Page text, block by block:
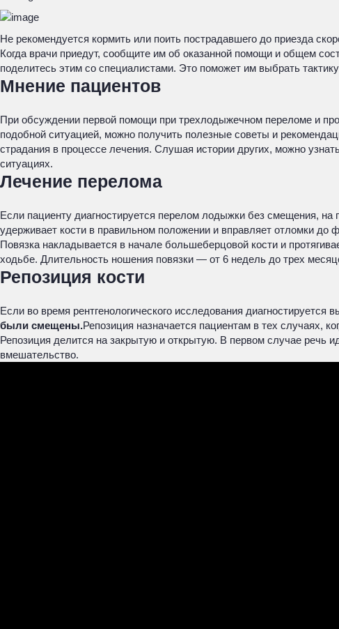
Не рекомендуется кормить или поить пострадавшего до приезда
Когда врачи приедут, сообщите им об оказанной помощи и общем
поделитесь этим со специалистами. Это поможет им выбрать
Мнение пациентов
При обсуждении первой помощи при трехлодыжечном переломе и
подобной ситуацией, можно получить полезные советы и
страдания в процессе лечения. Слушая истории других, можно
ситуациях.
Лечение перелома
Если пациенту диагностируется перелом лодыжки без смещения, на
удерживает кости в правильном положении и вправляет отломки до
Повязка накладывается в начале большеберцовой кости и
ходьбе. Длительность ношения повязки — от 6 недель до трех
Репозиция кости
Если во время рентгенологического исследования диагностируется
были смещены.Репозиция назначается пациентам в тех случаях,
Репозиция делится на закрытую и открытую. В первом случае речь
вмешательство.